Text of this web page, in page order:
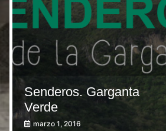
Senderos. Garganta
Verde
marzo 1, 2016